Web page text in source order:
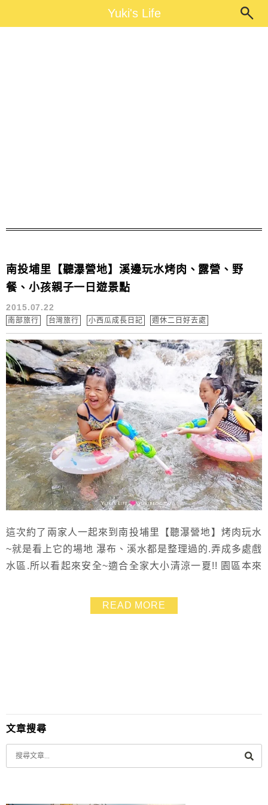
Yuki's LifeYuki's Life
南投埔里【聽瀑營地】溪邊玩水烤肉、露營、野
餐、小孩親子一日遊景點
2015.07.22
南部旅行 台灣旅行 小西瓜成長日記 週休二日好去處
這次約了兩家人一起來到南投埔里【聽瀑營地】烤肉玩水
~就是看上它的場地 瀑布、溪水都是整理過的.弄成多處戲
水區.所以看起來安全~適合全家大小清涼一夏!! 園區本來
才知道.其實也可以預約一日遊~~ 我們這次的烤肉玩水心
得其實是愛恨參半 很喜歡這乾淨方便的場地、冰涼清澈
READ MORE
文章搜尋